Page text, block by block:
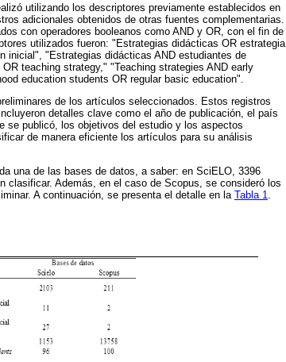
utilizando los descriptores previamente establecidos en
adicionales obtenidos de otras fuentes complementarias.
con operadores booleanos como AND y OR, con el fin de
utilizados fueron: "Estrategias didácticas OR estrategia
inicial", "Estrategias didácticas AND estudiantes de
teaching strategy," "Teaching strategies AND early
education students OR regular basic education".
de los artículos seleccionados. Estos registros
detalles clave como el año de publicación, el país
se publicó, los objetivos del estudio y los aspectos
de manera eficiente los artículos para su análisis
una de las bases de datos, a saber: en SciELO, 3396
Además, en el caso de Scopus, se consideró los
A continuación, se presenta el detalle en la Tabla 1